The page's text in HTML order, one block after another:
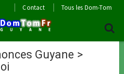
Contact Tous les Dom-Tom
Guyane >